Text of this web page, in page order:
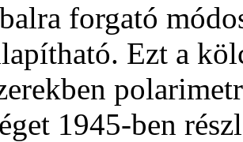
forgató
Ezt a
1945-ben